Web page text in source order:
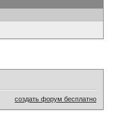
создать форум бесплатно